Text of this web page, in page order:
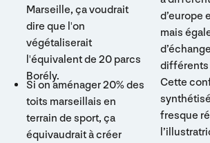
d’europe
mais
différents
Cette
fresque
Marseille, ça voudrait
dire que l'on
végétaliserait
l'équivalent de 20 parcs
Borély.
Si on aménager 20% des
toits marseillais en
terrain de sport, ça
équivaudrait à créer